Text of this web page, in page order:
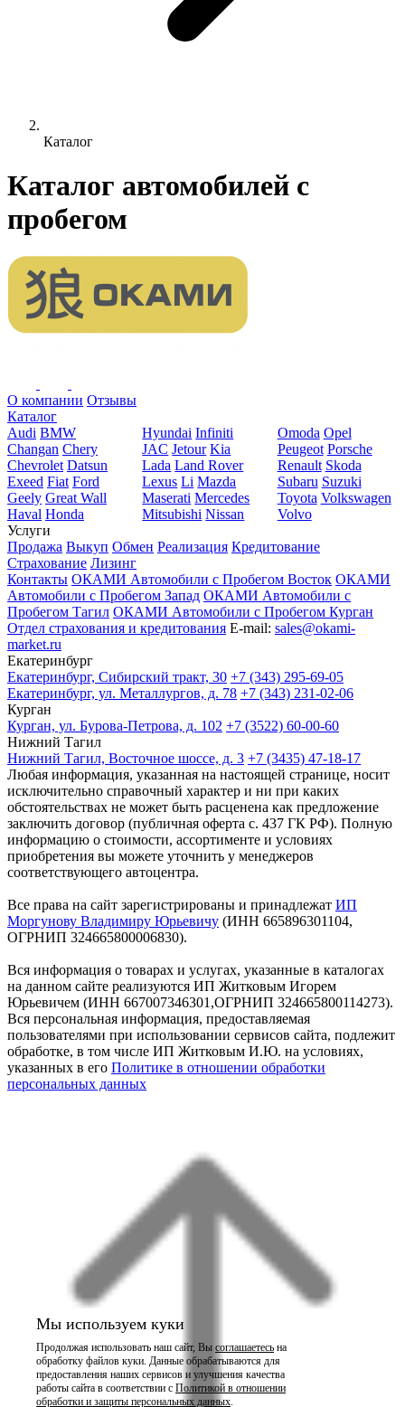
Каталог
Каталог автомобилей с
пробегом
О компании Отзывы
Каталог
Audi BMW
Changan Chery
Chevrolet Datsun
Exeed Fiat Ford
Geely Great Wall
Haval Honda
Hyundai Infiniti
JAC Jetour Kia
Lada Land Rover
Lexus Li Mazda
Maserati Mercedes
Mitsubishi Nissan
Omoda Opel
Peugeot Porsche
Renault Skoda
Subaru Suzuki
Toyota Volkswagen
Volvo
Услуги
Продажа Выкуп Обмен Реализация Кредитование
Страхование Лизинг
Контакты ОКАМИ Автомобили с Пробегом Восток ОКАМИ
Автомобили с Пробегом Запад ОКАМИ Автомобили с
Пробегом Тагил ОКАМИ Автомобили с Пробегом Курган
Отдел страхования и кредитования E-mail: sales@okami-
market.ru
Екатеринбург
Екатеринбург, Сибирский тракт, 30 +7 (343) 295-69-05
Екатеринбург, ул. Металлургов, д. 78 +7 (343) 231-02-06
Курган
Курган, ул. Бурова-Петрова, д. 102 +7 (3522) 60-00-60
Нижний Тагил
Нижний Тагил, Восточное шоссе, д. 3 +7 (3435) 47-18-17
Любая информация, указанная на настоящей странице, носит
исключительно справочный характер и ни при каких
обстоятельствах не может быть расценена как предложение
заключить договор (публичная оферта с. 437 ГК РФ). Полную
информацию о стоимости, ассортименте и условиях
приобретения вы можете уточнить у менеджеров
соответствующего автоцентра.
Все права на сайт зарегистрированы и принадлежат ИП
Моргунову Владимиру Юрьевичу (ИНН 665896301104,
ОГРНИП 324665800006830).
Вся информация о товарах и услугах, указанные в каталогах
на данном сайте реализуются ИП Житковым Игорем
Юрьевичем (ИНН 667007346301,ОГРНИП 324665800114273).
Вся персональная информация, предоставляемая
пользователями при использовании сервисов сайта, подлежит
обработке, в том числе ИП Житковым И.Ю. на условиях,
указанных в его Политике в отношении обработки
персональных данных
Мы используем куки
Продолжая использовать наш сайт, Вы соглашаетесь на
обработку файлов куки. Данные обрабатываются для
предоставления наших сервисов и улучшения качества
работы сайта в соответствии с Политикой в отношении
обработки и защиты персональных данных.